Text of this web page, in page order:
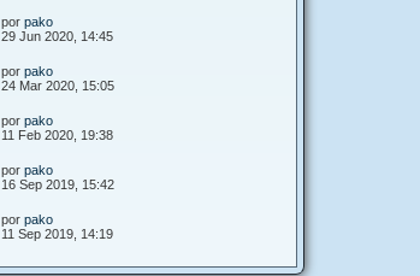
por pako
29 Jun 2020, 14:45
por pako
24 Mar 2020, 15:05
por pako
11 Feb 2020, 19:38
por pako
16 Sep 2019, 15:42
por pako
11 Sep 2019, 14:19